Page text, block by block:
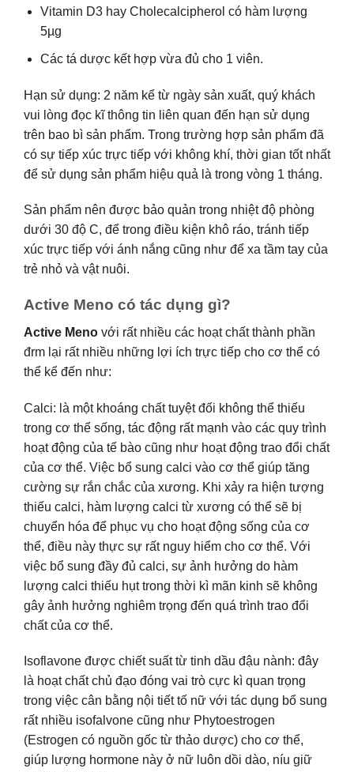
Vitamin D3 hay Cholecalcipherol có hàm lượng
5µg
Các tá dược kết hợp vừa đủ cho 1 viên.
Hạn sử dụng: 2 năm kể từ ngày sản xuất, quý khách
vui lòng đọc kĩ thông tin liên quan đến hạn sử dụng
trên bao bì sản phẩm. Trong trường hợp sản phẩm đã
có sự tiếp xúc trực tiếp với không khí, thời gian tốt nhất
để sử dụng sản phẩm hiệu quả là trong vòng 1 tháng.
Sản phẩm nên được bảo quản trong nhiệt độ phòng
dưới 30 độ C, để trong điều kiện khô ráo, tránh tiếp
xúc trực tiếp với ánh nắng cũng như để xa tầm tay của
trẻ nhỏ và vật nuôi.
Active Meno có tác dụng gì?
Active Meno với rất nhiều các hoạt chất thành phần
đrm lại rất nhiều những lợi ích trực tiếp cho cơ thể có
thể kể đến như:
Calci: là một khoáng chất tuyệt đối không thể thiếu
trong cơ thể sống, tác động rất mạnh vào các quy trình
hoạt động của tế bào cũng như hoạt động trao đổi chất
của cơ thể. Việc bổ sung calci vào cơ thể giúp tăng
cường sự rắn chắc của xương. Khi xảy ra hiện tượng
thiếu calci, hàm lượng calci từ xương có thể sẽ bị
chuyển hóa để phục vụ cho hoạt động sống của cơ
thể, điều này thực sự rất nguy hiểm cho cơ thể. Với
việc bổ sung đầy đủ calci, sự ảnh hưởng do hàm
lượng calci thiếu hụt trong thời kì mãn kinh sẽ không
gây ảnh hưởng nghiêm trọng đến quá trình trao đổi
chất của cơ thể.
Isoflavone được chiết suất từ tinh dầu đậu nành: đây
là hoạt chất chủ đạo đóng vai trò cực kì quan trọng
trong việc cân bằng nội tiết tố nữ với tác dụng bổ sung
rất nhiều isofalvone cũng như Phytoestrogen
(Estrogen có nguồn gốc từ thảo dược) cho cơ thể,
giúp lượng hormone này ở nữ luôn dồi dào, níu giữ